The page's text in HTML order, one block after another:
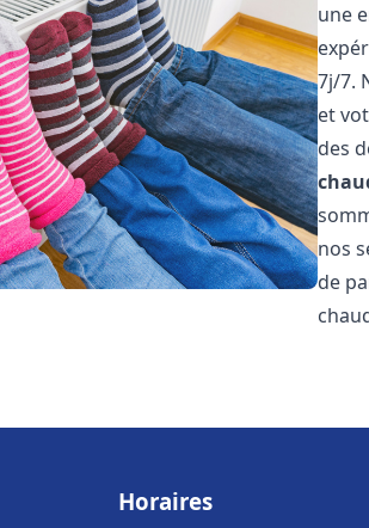
une
7j/7.
et
des
nos
de
Horaires